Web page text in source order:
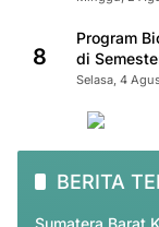
8
Program
di
Selasa, 4
BERITA
Sumatera Barat